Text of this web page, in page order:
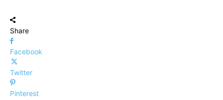
Share
Facebook
Twitter
Pinterest